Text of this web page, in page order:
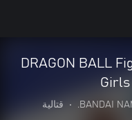
DRAGON BALL
Girls
BANDAI
• قتالية